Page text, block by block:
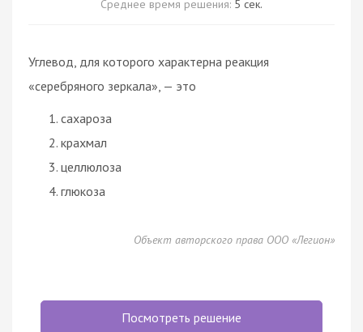
Среднее время решения: 5 сек.
Углевод, для которого характерна реакция
«серебряного зеркала», — это
сахароза
крахмал
целлюлоза
глюкоза
Объект авторского права ООО «Легион»
Посмотреть решение